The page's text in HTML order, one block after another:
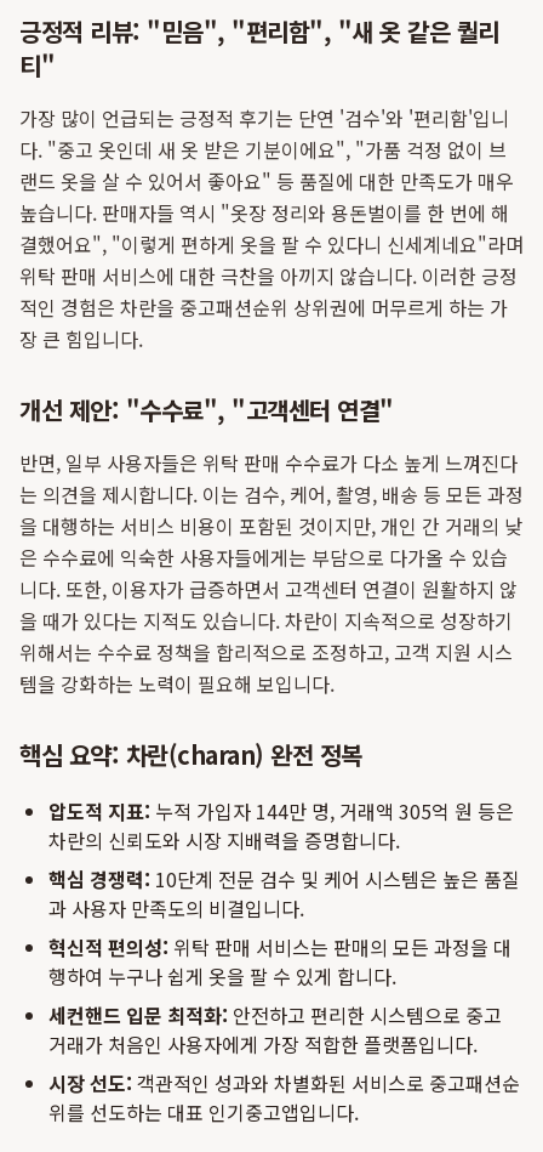
긍정적 리뷰: "믿음", "편리함", "새 옷 같은 퀄리
티"
가장 많이 언급되는 긍정적 후기는 단연 '검수'와 '편리함'입니
다. "중고 옷인데 새 옷 받은 기분이에요", "가품 걱정 없이 브
랜드 옷을 살 수 있어서 좋아요" 등 품질에 대한 만족도가 매우
높습니다. 판매자들 역시 "옷장 정리와 용돈벌이를 한 번에 해
결했어요", "이렇게 편하게 옷을 팔 수 있다니 신세계네요"라며
위탁 판매 서비스에 대한 극찬을 아끼지 않습니다. 이러한 긍정
적인 경험은 차란을 중고패션순위 상위권에 머무르게 하는 가
장 큰 힘입니다.
개선 제안: "수수료", "고객센터 연결"
반면, 일부 사용자들은 위탁 판매 수수료가 다소 높게 느껴진다
는 의견을 제시합니다. 이는 검수, 케어, 촬영, 배송 등 모든 과정
을 대행하는 서비스 비용이 포함된 것이지만, 개인 간 거래의 낮
은 수수료에 익숙한 사용자들에게는 부담으로 다가올 수 있습
니다. 또한, 이용자가 급증하면서 고객센터 연결이 원활하지 않
을 때가 있다는 지적도 있습니다. 차란이 지속적으로 성장하기
위해서는 수수료 정책을 합리적으로 조정하고, 고객 지원 시스
템을 강화하는 노력이 필요해 보입니다.
핵심 요약: 차란(charan) 완전 정복
압도적 지표: 누적 가입자 144만 명, 거래액 305억 원 등은
차란의 신뢰도와 시장 지배력을 증명합니다.
핵심 경쟁력: 10단계 전문 검수 및 케어 시스템은 높은 품질
과 사용자 만족도의 비결입니다.
혁신적 편의성: 위탁 판매 서비스는 판매의 모든 과정을 대
행하여 누구나 쉽게 옷을 팔 수 있게 합니다.
세컨핸드 입문 최적화: 안전하고 편리한 시스템으로 중고
거래가 처음인 사용자에게 가장 적합한 플랫폼입니다.
시장 선도: 객관적인 성과와 차별화된 서비스로 중고패션순
위를 선도하는 대표 인기중고앱입니다.